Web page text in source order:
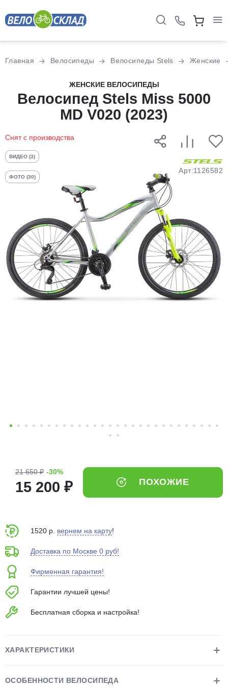
Главная Велосипеды Велосипеды Stels Женские
ЖЕНСКИЕ ВЕЛОСИПЕДЫ
Велосипед Stels Miss 5000
MD V020 (2023)
Снят с производства
ВИДЕО (3)
ФОТО (30)
Арт:1126582
21 650 ₽ -30%
15 200 ₽ ПОХОЖИЕ
1520 р. вернем на карту!
Доставка по Москве 0 руб!
Фирменная гарантия!
Гарантии лучшей цены!
Бесплатная сборка и настройка!
ХАРАКТЕРИСТИКИ
ОСОБЕННОСТИ ВЕЛОСИПЕДА
Разбейте
оплатуна части
без переплат
График платежей
Добавляйте товары
в корзину
Оплачивайте сегодня только
25% картой любого банка
об оплате Плайтом
недели
8 800 302-02-51